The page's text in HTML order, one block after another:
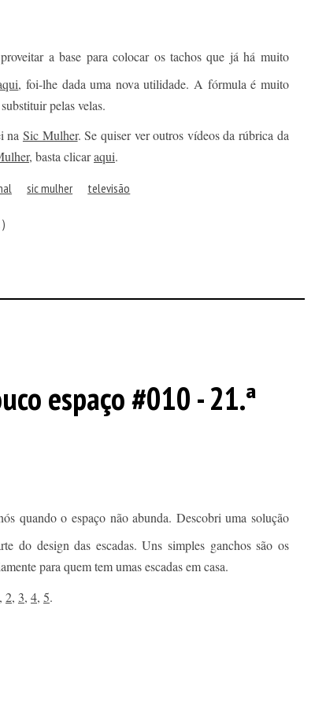
a base para colocar os tachos que já há muito
, foi-lhe dada uma nova utilidade. A fórmula é muito
pelas velas.
na Sic Mulher. Se quiser ver outros vídeos da rúbrica da
, basta clicaraqui.
sic mulher televisão
espaço #010 - 21.ª
quando o espaço não abunda. Descobri uma solução
do design das escadas. Uns simples ganchos são os
para quem tem umas escadas em casa.
, 2, 3, 4, 5.